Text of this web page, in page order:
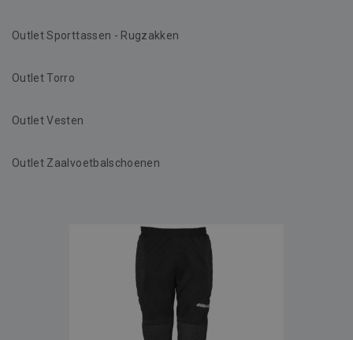
Outlet Sporttassen - Rugzakken
Outlet Torro
Outlet Vesten
Outlet Zaalvoetbalschoenen